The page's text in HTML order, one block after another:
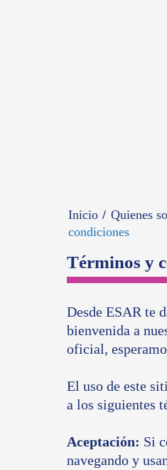
Inicio Quienes
condiciones
Términos y
Desde ESAR te
bienvenida a
oficial,
El uso de este
a los siguientes
Aceptación: Si
navegando y